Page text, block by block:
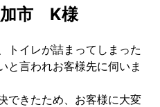
市 K様
トイレが詰まってしまった
と言われお客様先に伺いま
できたため、お客様に大変